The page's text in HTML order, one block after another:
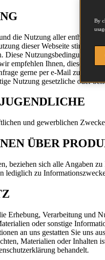
die Nutzung aller
dieser Webseite stimmen
Diese Nutzungsbedingungen
empfehlen Ihnen, diese vor
gerne per e-Mail zur
Nutzung gesetzliche oder
und gewerblichen
ÜBER
beziehen sich alle Angaben
lediglich zu
Erhebung, Verarbeitung und
oder sonstige
an uns gestatten Sie uns
Materialien oder Inhalten
behandelt.
By